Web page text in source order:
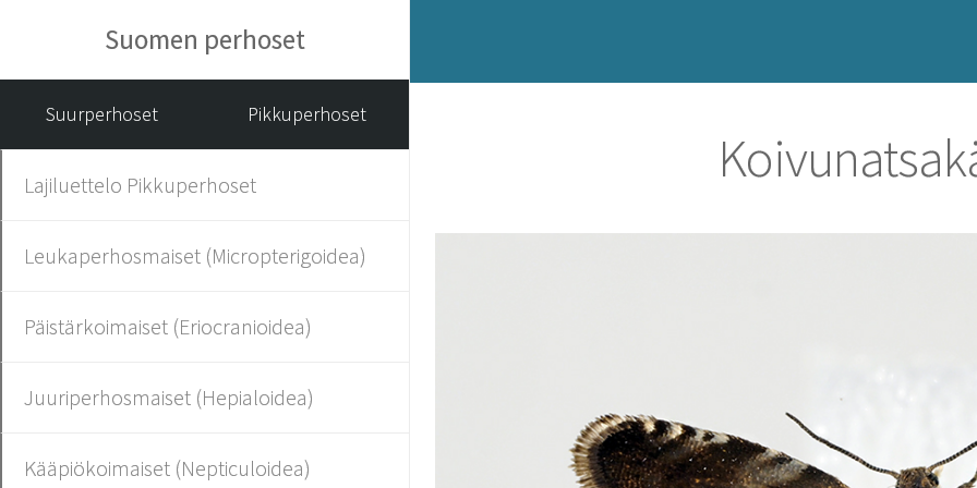
Suomen perhoset
Suurperhoset Pikkuperhoset
Lajiluettelo Pikkuperhoset
Leukaperhosmaiset (Micropterigoidea)
Päistärkoimaiset (Eriocranioidea)
Juuriperhosmaiset (Hepialoidea)
Kääpiökoimaiset (Nepticuloidea)